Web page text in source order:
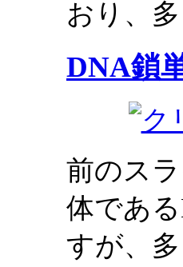
おり、
DNA鎖
前のス
体であ
すが、